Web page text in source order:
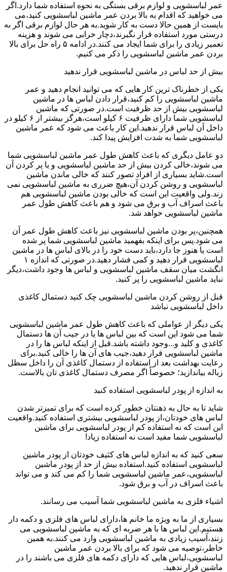
عمر لباسشویی و لوازم برقی بستگی به نحوه استفاده شما دارد.اگر
می خواهید که اقدام به بالا بردن عمر ماشین لباسشویی کنید،می
بایست از همین حالا دست به کار شوید.به هر حال لوازم برقی اگر به
درستی مورد استفاده قرار نگیرند،دچار خرابی می شوند و هزینه
تعمیر زیادی را برای شما ایجاد می کنند.در ادامه ۵ راه حل برای بالا
بردن عمر ماشین لباسشویی را ذکر می کنیم.
بیش از حد لباس در ماشین لباسشویی قرار ندهید
یکی از خطرناک ترین کار هایی که می توانید انجام دهید و عمر
ماشین لباسشویی را کم کنید،قرار دادن لباس ها در ماشین
لباسشویی بیش از حد ظرفیت است.در صورتی که ماشین
لباسشویی شما دارای ظرفیت ۶ کیلو است،هرگز بیشتر از ۶ کیلو در
داخل آن لباس قرار ندهید.این کار باعث می شود که عمر ماشین
لباسشویی شما به شدت افزایش پیدا کند.
دو عامل دیگری که باعث کاهش طول عمر ماشین لباسشویی شما
می شوند،خالی کردن بیش از حد ماشین لباسشویی و یا پر کردن آن
است.شاید بسیاری از افراد تصور کنند که خالی ماندن ماشین
لباسشویی و روشن کردن آن،هیچ ضرری به ماشین لباسشویی نمی
زند.ولی واقعیت این است که خالی بودن ماشین لباسشویی هم
باعث اسراف آب و برق می شود و هم باعث کاهش طول عمر
ماشین لباسشویی خواهد شد.
همچنین،پر بودن ماشین لباسشویی نیز باعث کاهش طول عمر آن
می شود.پس برای اینکه بفهمید ماشین لباسشویی شما پر شده
است یا هنوز جا دارد،باید دست خود را در بالای لباس ها در ماشین
لباسشویی قرار دهید و کمی فشار دهید.در صورتی که اندازه ۱
انگشت میان سقف ماشین لباسشویی و لباس ها وجود داشت،دیگر
نباید ماشین لباسشویی را پر کنید.
قبل از روشن کردن ماشین لباسشویی چک کنید ذستمال کاغذی
داخل لباسشویی نباشد
یکی دیگر از عواملی که باعث کاهش طول عمر ماشین لباسشویی
شما می شود این است که بین لباس ها یا در جیب آن ها دستمال
کاغذی و کلید و...وجود داشته باشد.قبل از اینکه لباس ها را در
ماشین لباسشویی قرار دهید،جیب های آن ها را خالی کنید.برای
رعایت بهداشت بعد از استفاده از دستمال کاغذی آن را داخل سطل
زباله بیاندازید؛ خصوصاً اگر مصرف دستمال کاغذی تان بالاست.
به اندازه از پودر لباسشویی استفاده کنید
شاید تا به حال به ذهنتان خطور کرده است که برای تمیزتر شدن
لباس های خودتان،از پودر لباسشویی بیشتری استفاده کنید.واقعیت
این است که نه استفاده کم از پودر لباسشویی برای ماشین
لباسشویی شما مفید است نه استفاده زیاد!
سعی کنید که به اندازه لباس های کثیف خودتان از پودر ماشین
لباسشویی استفاده کنید.استفاده بیش از حد از پودر ماشین
لباسشویی،عمر ماشین لباسشویی شما را کم می کند و می تواند
باعث اسراف در آب و برق شود.
اشیاء فلزی به ماشین لباسشویی شما آسیب می رسانند.
بسیاری از ما به ویژه ما خانم ها،دارای لباس های فلزی و دکمه دار
هستیم.این لباس ها با هر ضربه ای که به ماشین لباسشویی می
زنند،آسیب زیادی به ماشین لباسشویی وارد می کنند.به همین
خاطر،توصیه می شود که برای بالا بردن عمر ماشین
لباسشویی،لباس هایی که دارای دکمه های فلزی می باشند را در
ماشین قرار ندهید.